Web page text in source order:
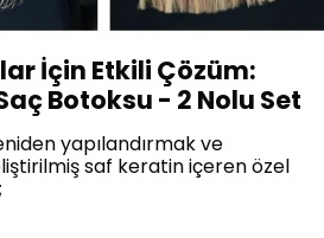
İçin Etkili Çözüm:
Botoksu - 2 Nolu Set
yapılandırmak ve
saf keratin içeren özel